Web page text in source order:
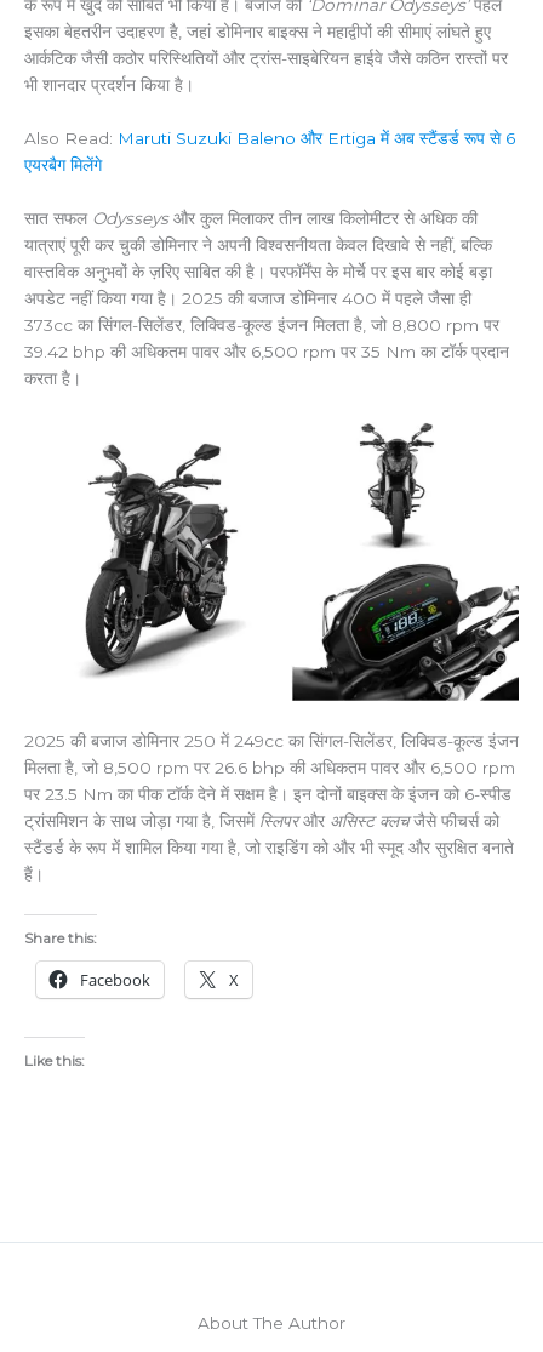
के रूप में खुद को साबित भी किया है। बजाज की ‘Dominar Odysseys’पहल
इसका बेहतरीन उदाहरण है, जहां डोमिनार बाइक्स ने महाद्वीपों की सीमाएं लांघते हुए
आर्कटिक जैसी कठोर परिस्थितियों और ट्रांस-साइबेरियन हाईवे जैसे कठिन रास्तों पर
भी शानदार प्रदर्शन किया है।
Also Read: Maruti Suzuki Baleno और Ertiga में अब स्टैंडर्ड रूप से 6
एयरबैग मिलेंगे
सात सफल Odysseysऔर कुल मिलाकर तीन लाख किलोमीटर से अधिक की
यात्राएं पूरी कर चुकी डोमिनार ने अपनी विश्वसनीयता केवल दिखावे से नहीं, बल्कि
वास्तविक अनुभवों के ज़रिए साबित की है। परफॉर्मेंस के मोर्चे पर इस बार कोई बड़ा
अपडेट नहीं किया गया है। 2025 की बजाज डोमिनार 400 में पहले जैसा ही
373cc का सिंगल-सिलेंडर, लिक्विड-कूल्ड इंजन मिलता है, जो 8,800 rpm पर
39.42 bhp की अधिकतम पावर और 6,500 rpm पर 35 Nm का टॉर्क प्रदान
करता है।
2025 की बजाज डोमिनार 250 में 249cc का सिंगल-सिलेंडर, लिक्विड-कूल्ड इंजन
मिलता है, जो 8,500 rpm पर 26.6 bhp की अधिकतम पावर और 6,500 rpm
पर 23.5 Nm का पीक टॉर्क देने में सक्षम है। इन दोनों बाइक्स के इंजन को 6-स्पीड
ट्रांसमिशन के साथ जोड़ा गया है, जिसमें स्लिपरऔर असिस्ट क्लचजैसे फीचर्स को
स्टैंडर्ड के रूप में शामिल किया गया है, जो राइडिंग को और भी स्मूद और सुरक्षित बनाते
हैं।
Share this:
Facebook X
Like this:
About The Author